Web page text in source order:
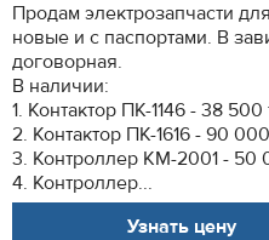
Продам электрозапчасти
новые и с паспортами. В
договорная.
В наличии:
1. Контактор ПК-1146 - 38 500
2. Контактор ПК-1616 - 90
3. Контроллер КМ-2001 - 50
4. Контроллер...
Узнать цену